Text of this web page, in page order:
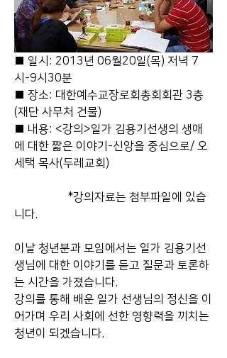
■ 일시: 2013년 06월20일(목) 저녁 7
시-9시30분
■ 장소: 대한예수교장로회총회회관 3층
(재단 사무처 건물)
■ 내용: <강의>일가 김용기선생의 생애
에 대한 짧은 이야기-신앙을 중심으로/ 오
세택 목사(두레교회)
*강의자료는 첨부파일에 있습
니다.
이날 청년분과 모임에서는 일가 김용기선
생님에 대한 이야기를 듣고 질문과 토론하
는 시간을 가졌습니다.
강의를 통해 배운 일가 선생님의 정신을 이
어가며 우리 사회에 선한 영향력을 끼치는
청년이 되겠습니다.